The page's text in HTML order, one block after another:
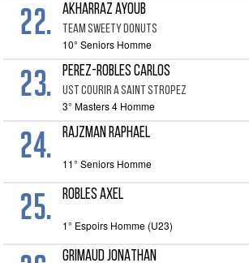
22. AKHARRAZ AYOUB
TEAM SWEETY DONUTS
10° Seniors Homme
23. PEREZ-ROBLES CARLOS
UST COURIR A SAINT STROPEZ
3° Masters 4 Homme
24. RAJZMAN RAPHAEL
11° Seniors Homme
25. ROBLES AXEL
1° Espoirs Homme (U23)
GRIMAUD JONATHAN